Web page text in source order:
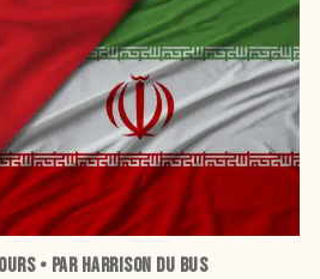
• PAR HARRISON DU BUS